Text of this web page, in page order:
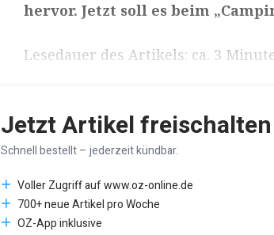
hervor. Jetzt soll es beim
Lesedauer des Artikels: ca. 3
Jetzt Artikel freischalten
Schnell bestellt – jederzeit kündbar.
Voller Zugriff auf www.oz-online.de
700+ neue Artikel pro Woche
OZ-App inklusive